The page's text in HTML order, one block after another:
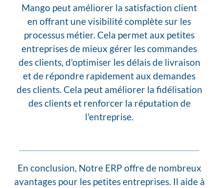
Mango peut améliorer la satisfaction client
en offrant une visibilité complète sur les
processus métier. Cela permet aux petites
entreprises de mieux gérer les commandes
des clients, d'optimiser les délais de livraison
et de répondre rapidement aux demandes
des clients. Cela peut améliorer la fidélisation
des clients et renforcer la réputation de
l'entreprise.
En conclusion, Notre ERP offre de nombreux
avantages pour les petites entreprises. Il aide à